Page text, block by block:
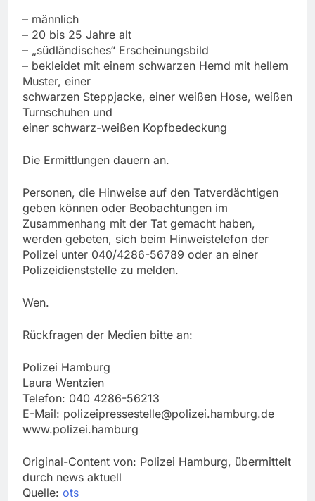
– männlich
– 20 bis 25 Jahre alt
– „südländisches“ Erscheinungsbild
– bekleidet mit einem schwarzen Hemd mit hellem
Muster, einer
schwarzen Steppjacke, einer weißen Hose, weißen
Turnschuhen und
einer schwarz-weißen Kopfbedeckung
Die Ermittlungen dauern an.
Personen, die Hinweise auf den Tatverdächtigen
geben können oder Beobachtungen im
Zusammenhang mit der Tat gemacht haben,
werden gebeten, sich beim Hinweistelefon der
Polizei unter 040/4286-56789 oder an einer
Polizeidienststelle zu melden.
Wen.
Rückfragen der Medien bitte an:
Polizei Hamburg
Laura Wentzien
Telefon: 040 4286-56213
E-Mail: polizeipressestelle@polizei.hamburg.de
www.polizei.hamburg
Original-Content von: Polizei Hamburg, übermittelt
durch news aktuell
Quelle: ots